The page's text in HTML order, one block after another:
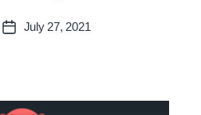
PostJuly 27, 2021